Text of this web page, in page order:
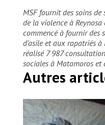
MSF fournit des soins
de la violence à Reynosa
commencé à fournir des
d’asile et aux rapatriés
réalisé 7 987
sociales à Matamoros et
Autres